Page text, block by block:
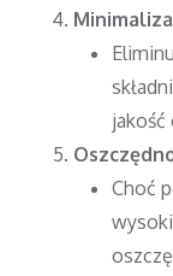
jakość
Choć